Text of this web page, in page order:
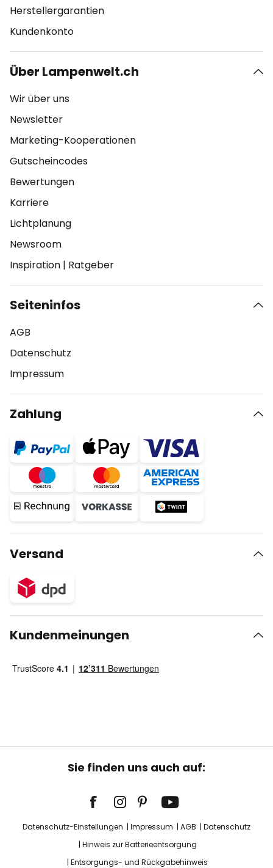
Herstellergarantien
Kundenkonto
Über Lampenwelt.ch
Wir über uns
Newsletter
Marketing-Kooperationen
Gutscheincodes
Bewertungen
Karriere
Lichtplanung
Newsroom
Inspiration | Ratgeber
Seiteninfos
AGB
Datenschutz
Impressum
Zahlung
Versand
Kundenmeinungen
Sie finden uns auch auf:
Datenschutz-Einstellungen Impressum AGB
Datenschutz
Hinweis zur Batterieentsorgung
Entsorgungs- und Rückgabehinweis